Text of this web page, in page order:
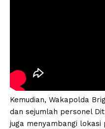
Kemudian, Wakapolda
dan sejumlah personel
juga menyambangi lokasi